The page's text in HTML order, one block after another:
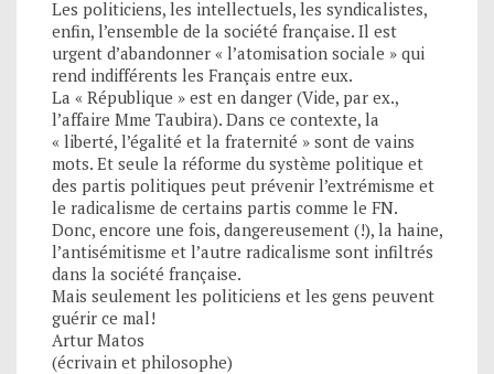
Les politiciens, les intellectuels, les syndicalistes,
enfin, l’ensemble de la société française. Il est
urgent d’abandonner « l’atomisation sociale » qui
rend indifférents les Français entre eux.
La « République » est en danger (Vide, par ex.,
l’affaire Mme Taubira). Dans ce contexte, la
« liberté, l’égalité et la fraternité » sont de vains
mots. Et seule la réforme du système politique et
des partis politiques peut prévenir l’extrémisme et
le radicalisme de certains partis comme le FN.
Donc, encore une fois, dangereusement (!), la haine,
l’antisémitisme et l’autre radicalisme sont infiltrés
dans la société française.
Mais seulement les politiciens et les gens peuvent
guérir ce mal!
Artur Matos
(écrivain et philosophe)